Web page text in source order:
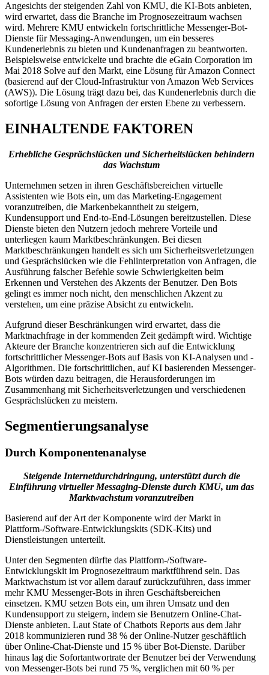
Angesichts der steigenden Zahl von KMU, die KI-Bots anbieten,
wird erwartet, dass die Branche im Prognosezeitraum wachsen
wird. Mehrere KMU entwickeln fortschrittliche Messenger-Bot-
Dienste für Messaging-Anwendungen, um ein besseres
Kundenerlebnis zu bieten und Kundenanfragen zu beantworten.
Beispielsweise entwickelte und brachte die eGain Corporation im
Mai 2018 Solve auf den Markt, eine Lösung für Amazon Connect
(basierend auf der Cloud-Infrastruktur von Amazon Web Services
(AWS)). Die Lösung trägt dazu bei, das Kundenerlebnis durch die
sofortige Lösung von Anfragen der ersten Ebene zu verbessern.
EINHALTENDE FAKTOREN
Erhebliche Gesprächslücken und Sicherheitslücken behindern
das Wachstum
Unternehmen setzen in ihren Geschäftsbereichen virtuelle
Assistenten wie Bots ein, um das Marketing-Engagement
voranzutreiben, die Markenbekanntheit zu steigern,
Kundensupport und End-to-End-Lösungen bereitzustellen. Diese
Dienste bieten den Nutzern jedoch mehrere Vorteile und
unterliegen kaum Marktbeschränkungen. Bei diesen
Marktbeschränkungen handelt es sich um Sicherheitsverletzungen
und Gesprächslücken wie die Fehlinterpretation von Anfragen, die
Ausführung falscher Befehle sowie Schwierigkeiten beim
Erkennen und Verstehen des Akzents der Benutzer. Den Bots
gelingt es immer noch nicht, den menschlichen Akzent zu
verstehen, um eine präzise Absicht zu entwickeln.
Aufgrund dieser Beschränkungen wird erwartet, dass die
Marktnachfrage in der kommenden Zeit gedämpft wird. Wichtige
Akteure der Branche konzentrieren sich auf die Entwicklung
fortschrittlicher Messenger-Bots auf Basis von KI-Analysen und -
Algorithmen. Die fortschrittlichen, auf KI basierenden Messenger-
Bots würden dazu beitragen, die Herausforderungen im
Zusammenhang mit Sicherheitsverletzungen und verschiedenen
Gesprächslücken zu meistern.
Segmentierungsanalyse
Durch Komponentenanalyse
Steigende Internetdurchdringung, unterstützt durch die
Einführung virtueller Messaging-Dienste durch KMU, um das
Marktwachstum voranzutreiben
Basierend auf der Art der Komponente wird der Markt in
Plattform-/Software-Entwicklungskits (SDK-Kits) und
Dienstleistungen unterteilt.
Unter den Segmenten dürfte das Plattform-/Software-
Entwicklungskit im Prognosezeitraum marktführend sein. Das
Marktwachstum ist vor allem darauf zurückzuführen, dass immer
mehr KMU Messenger-Bots in ihren Geschäftsbereichen
einsetzen. KMU setzen Bots ein, um ihren Umsatz und den
Kundensupport zu steigern, indem sie Benutzern Online-Chat-
Dienste anbieten. Laut State of Chatbots Reports aus dem Jahr
2018 kommunizieren rund 38 % der Online-Nutzer geschäftlich
über Online-Chat-Dienste und 15 % über Bot-Dienste. Darüber
hinaus lag die Sofortantwortrate der Benutzer bei der Verwendung
von Messenger-Bots bei rund 75 %, verglichen mit 60 % per